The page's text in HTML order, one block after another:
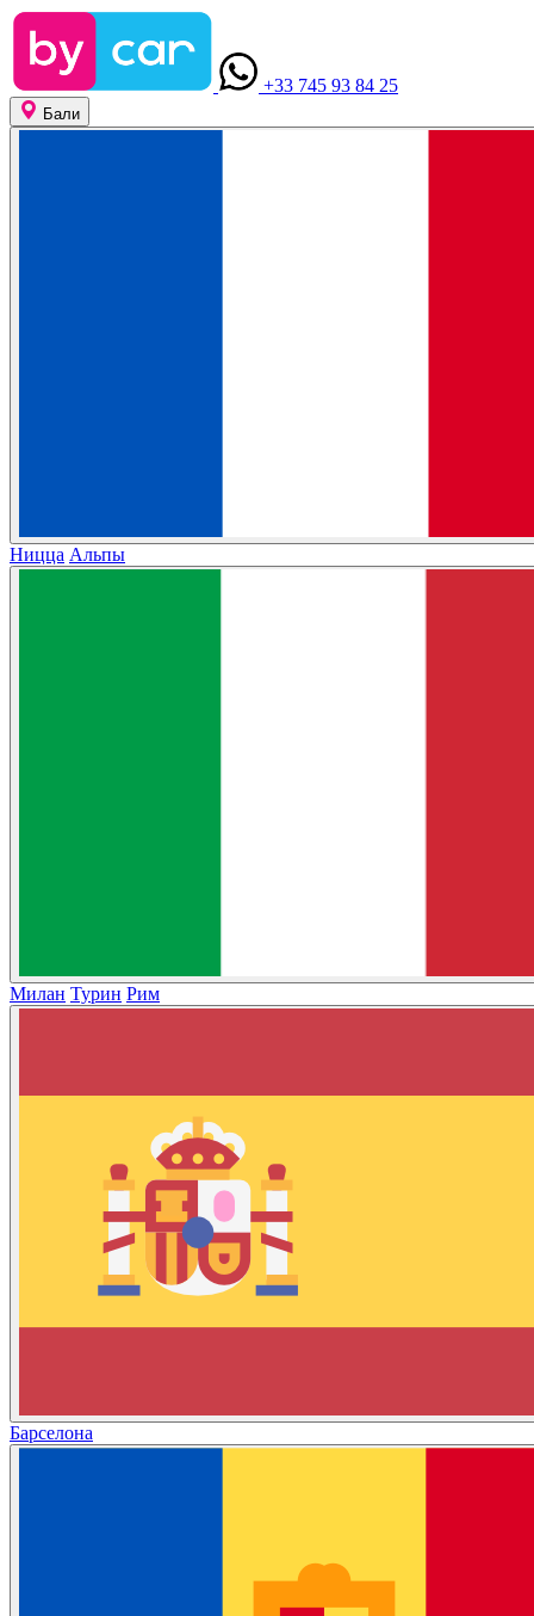
+33 745 93 84 25
Бали
Ницца Альпы
Милан Турин Рим
Барселона